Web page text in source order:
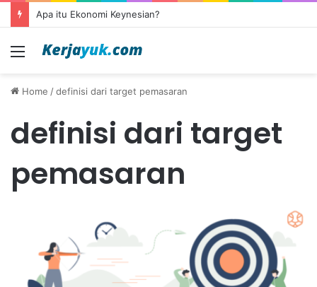
Apa itu Ekonomi Keynesian?
Menu
Home /definisi dari target pemasaran
definisi dari target
pemasaran